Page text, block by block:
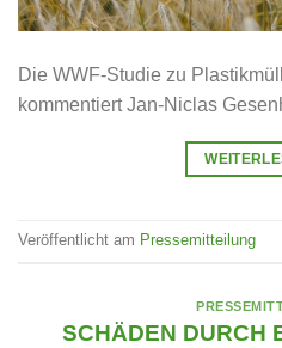
Die WWF-Studie zu
kommentiert Jan-Niclas
Veröffentlicht am Pressemitteilung
SCHÄDEN DURCH